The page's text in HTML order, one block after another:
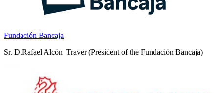
Fundación Bancaja
Sr. D.Rafael Alcón Traver (President of the Fundación Bancaja)